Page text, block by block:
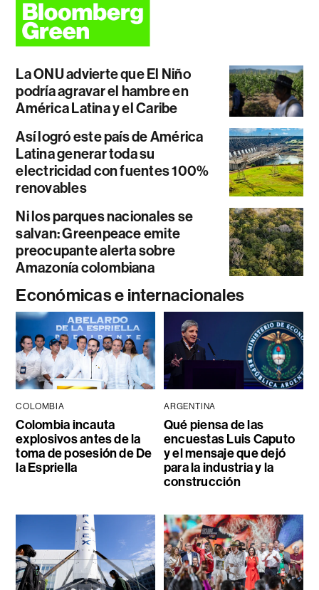
La ONU advierte que El Niño
podría agravar el hambre en
América Latina y el Caribe
Así logró este país de América
Latina generar toda su
electricidad con fuentes 100%
renovables
Ni los parques nacionales se
salvan: Greenpeace emite
preocupante alerta sobre
Amazonía colombiana
Económicas e internacionales
COLOMBIA
Colombia incauta
explosivos antes de la
toma de posesión de De
la Espriella
ARGENTINA
Qué piensa de las
encuestas Luis Caputo
y el mensaje que dejó
para la industria y la
construcción